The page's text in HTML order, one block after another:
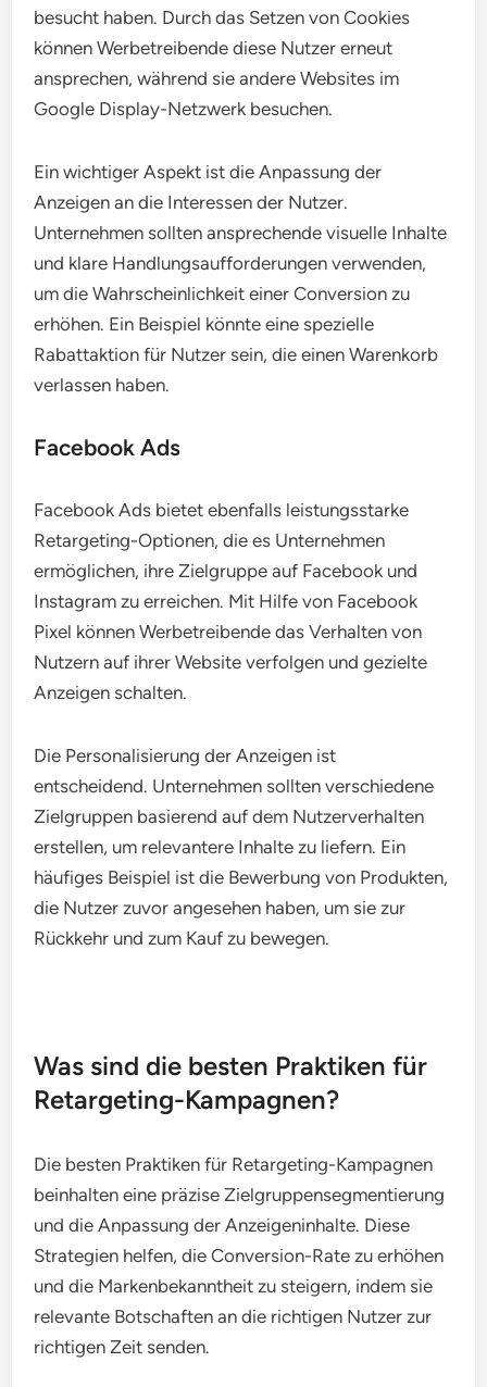
besucht haben. Durch das Setzen von Cookies
können Werbetreibende diese Nutzer erneut
ansprechen, während sie andere Websites im
Google Display-Netzwerk besuchen.
Ein wichtiger Aspekt ist die Anpassung der
Anzeigen an die Interessen der Nutzer.
Unternehmen sollten ansprechende visuelle Inhalte
und klare Handlungsaufforderungen verwenden,
um die Wahrscheinlichkeit einer Conversion zu
erhöhen. Ein Beispiel könnte eine spezielle
Rabattaktion für Nutzer sein, die einen Warenkorb
verlassen haben.
Facebook Ads
Facebook Ads bietet ebenfalls leistungsstarke
Retargeting-Optionen, die es Unternehmen
ermöglichen, ihre Zielgruppe auf Facebook und
Instagram zu erreichen. Mit Hilfe von Facebook
Pixel können Werbetreibende das Verhalten von
Nutzern auf ihrer Website verfolgen und gezielte
Anzeigen schalten.
Die Personalisierung der Anzeigen ist
entscheidend. Unternehmen sollten verschiedene
Zielgruppen basierend auf dem Nutzerverhalten
erstellen, um relevantere Inhalte zu liefern. Ein
häufiges Beispiel ist die Bewerbung von Produkten,
die Nutzer zuvor angesehen haben, um sie zur
Rückkehr und zum Kauf zu bewegen.
Was sind die besten Praktiken für
Retargeting-Kampagnen?
Die besten Praktiken für Retargeting-Kampagnen